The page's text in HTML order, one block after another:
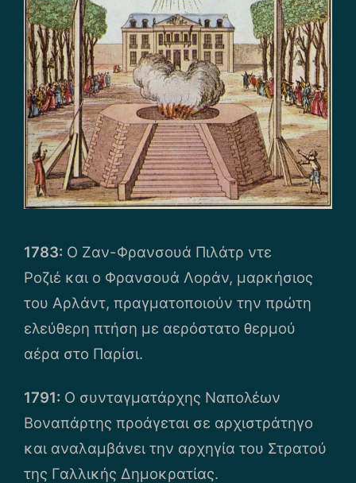
1783: Ο Ζαν-Φρανσουά Πιλάτρ ντε
Ροζιέ και ο Φρανσουά Λοράν, μαρκήσιος
του Αρλάντ, πραγματοποιούν την πρώτη
ελεύθερη πτήση με αερόστατο θερμού
αέρα στο Παρίσι.
1791: Ο συνταγματάρχης Ναπολέων
Βοναπάρτης προάγεται σε αρχιστράτηγο
και αναλαμβάνει την αρχηγία του Στρατού
της Γαλλικής Δημοκρατίας.